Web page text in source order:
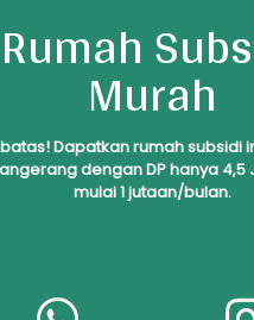
Rumah
Murah
Dapatkan rumah subsidi
dengan DP hanya 4,5
mulai 1 jutaan/bulan.